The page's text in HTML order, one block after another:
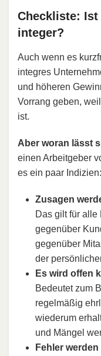
Checkliste:
integer?
Auch wenn es
integres
und höheren
Vorrang geben,
ist.
Aber woran lässt
einen Arbeitgeber
es ein paar Indizien:
Zusagen
Das gilt für alle
gegenüber
gegenüber
der
Es wird offen
Bedeutet zum
regelmäßig
wiederum
und Mängel
Fehler